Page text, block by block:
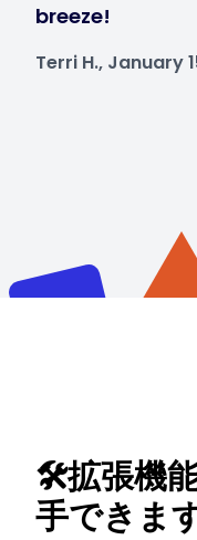
breeze!
Terri H., January
🛠️拡張機
手できま